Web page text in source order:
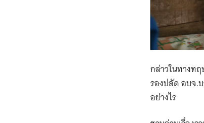
กล่าวในทางท
รองปลัด อบจ.
อย่างไร